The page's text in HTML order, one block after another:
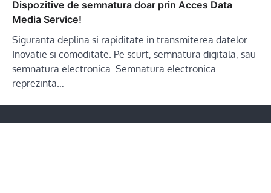
Dispozitive de semnatura doar prin Acces Data
Media Service!
Siguranta deplina si rapiditate in transmiterea datelor.
Inovatie si comoditate. Pe scurt, semnatura digitala, sau
semnatura electronica. Semnatura electronica
reprezinta…